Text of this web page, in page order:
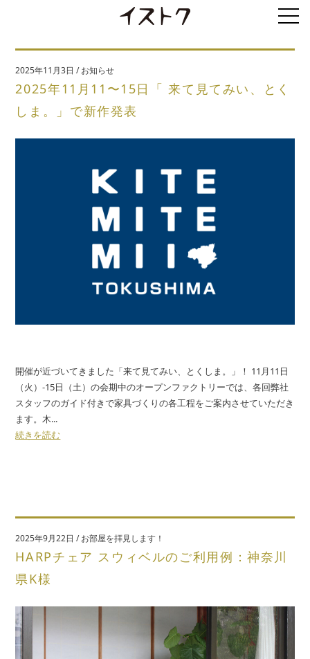
2025年11月3日 /お知らせ
2025年11月11〜15日「 来て見てみい、とく
しま。」で新作発表
開催が近づいてきました「来て見てみい、とくしま。」！ 11月11日
（火）-15日（土）の会期中のオープンファクトリーでは、各回弊社
スタッフのガイド付きで家具づくりの各工程をご案内させていただき
ます。木...
続きを読む
2025年9月22日 /お部屋を拝見します！
HARPチェア スウィベルのご利用例：神奈川
県K様